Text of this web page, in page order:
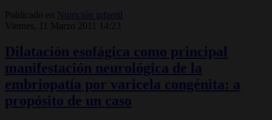
Publicado en
Nutrición infantil
Viernes, 11 Marzo 2011 14:23
Dilatación esofágica como principal
manifestación neurológica de la
embriopatía por varicela congénita: a
propósito de un caso